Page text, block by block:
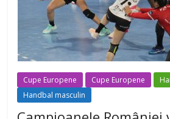
Cupe Europene Cupe Europene
Handbal masculin